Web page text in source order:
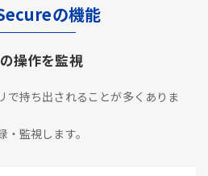
の機能
操作を監視
で持ち出されることが多くありま
監視します。